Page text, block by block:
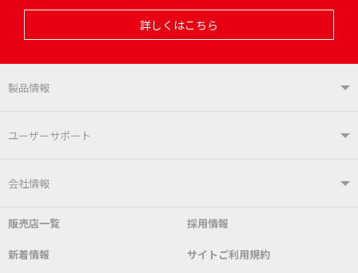
詳しくはこちら
製品情報
製品情報TOP
はんだ付けシステム
こて先 自動はんだ送り装置
ユーザーサポート
ユーザーサポートTOP
よくあるご質問 デモ機貸し出しサービス
SDS(MSDS)製品
会社情報
会社概要 社長あいさつ
販売店一覧 採用情報
新着情報 サイトご利用規約